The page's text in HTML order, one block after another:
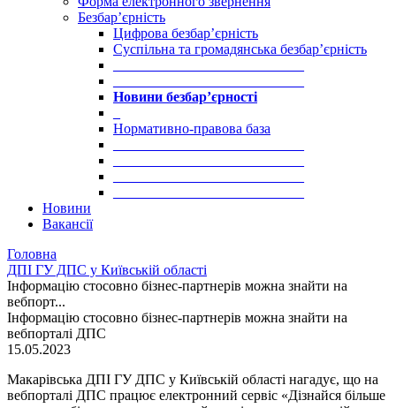
Безбар’єрність
Цифрова безбар’єрність
Суспільна та громадянська безбар’єрність
Новини безбар’єрності
Нормативно-правова база
Новини
Вакансії
Головна
ДПІ ГУ ДПС у Київській області
Інформацію стосовно бізнес-партнерів можна знайти на
вебпорт...
Інформацію стосовно бізнес-партнерів можна знайти на
вебпорталі ДПС
15.05.2023
Макарівська ДПІ ГУ ДПС у Київській області нагадує, що на
вебпорталі ДПС працює електронний сервіс «Дізнайся більше